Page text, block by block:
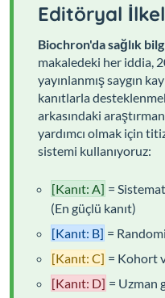
Editöryal
Biochron'da sağlık
makaledeki her iddia,
yayınlanmış saygın
kanıtlarla
arkasındaki
yardımcı olmak için
sistemi kullanıyoruz:
[Kanıt: A] =
(En güçlü kanıt)
[Kanıt: B] =
[Kanıt: C] = Kohort
[Kanıt: D] = Uzman